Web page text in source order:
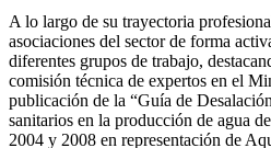
A lo largo de su trayectoria
asociaciones del sector de forma
diferentes grupos de trabajo,
comisión técnica de expertos en el
publicación de la “Guía de
sanitarios en la producción de agua
2004 y 2008 en representación de